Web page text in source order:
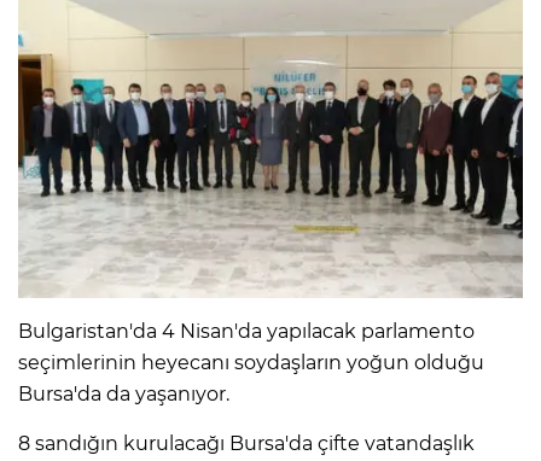
Bulgaristan'da 4 Nisan'da yapılacak parlamento
seçimlerinin heyecanı soydaşların yoğun olduğu
Bursa'da da yaşanıyor.
8 sandığın kurulacağı Bursa'da çifte vatandaşlık